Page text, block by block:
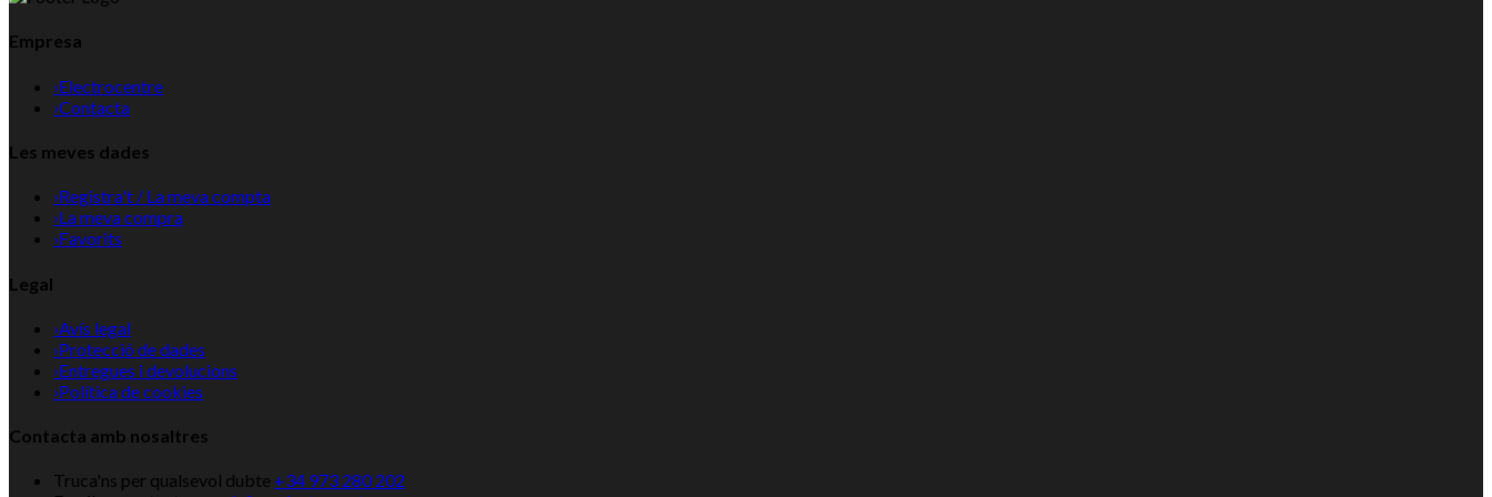
Empresa
›Electrocentre
›Contacta
Les meves dades
›Registra't / La meva compta
›La meva compra
›Favorits
Legal
›Avís legal
›Protecció de dades
›Entregues i devolucions
›Política de cookies
Contacta amb nosaltres
Truca'ns per qualsevol dubte +34 973 280 202